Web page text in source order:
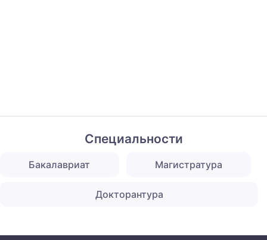
Специальности
Бакалавриат Магистратура
Докторантура